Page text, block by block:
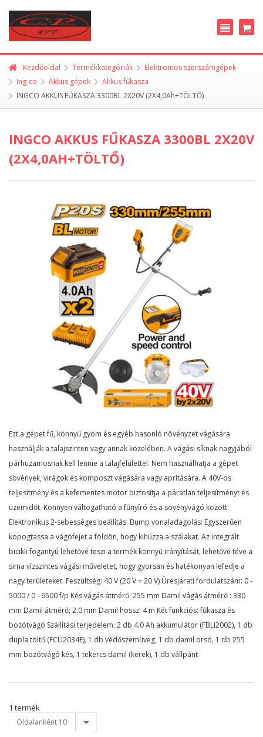
Kezdőoldal Termékkategóriák
Elektromos szerszámgépek
Ing-co
Akkus gépek
Akkus fűkasza
INGCO AKKUS FŰKASZA 3300BL 2X20V (2X4,0Ah+TÖLTŐ)
INGCO AKKUS FŰKASZA 3300BL 2X20V
(2X4,0AH+TÖLTŐ)
Ezt a gépet fű, könnyű gyom és egyéb hasonló növényzet vágására
használják a talajszinten vagy annak közelében. A vágási síknak nagyjából
párhuzamosnak kell lennie a talajfelülettel. Nem használhatja a gépet
sövények, virágok és komposzt vágására vagy aprítására. A 40V-os
teljesítmény és a kefementes motor biztosítja a páratlan teljesítményt és
üzemidőt. Könnyen váltogatható a fűnyíró és a sövényvágó között.
Elektronikus 2-sebességes beállítás. Bump vonaladagolás: Egyszerűen
kopogtassa a vágófejet a földön, hogy kihúzza a szálakat. Az integrált
bicikli fogantyú lehetővé teszi a termék könnyű irányítását, lehetővé téve a
sima vízszintes vágási műveletet, hogy gyorsan és hatékonyan lefedje a
nagy területeket. Feszültség: 40 V (20 V + 20 V) Üresjárati fordulatszám: 0 -
5000 / 0 - 6500 f/p Kés vágás átmérő: 255 mm Damil vágás átmérő : 330
mm Damil átmérő: 2.0 mm Damil hossz: 4 m Két funkciós: fűkasza és
bozótvágó Szállítási terjedelem: 2 db 4.0 Ah akkumulátor (FBLI2002), 1 db
dupla töltő (FCLI2034E), 1 db védőszemüveg, 1 db damil orsó, 1 db 255
mm bozótvágó kés, 1 tekercs damil (kerek), 1 db vállpánt
1 termék
Oldalanként 10